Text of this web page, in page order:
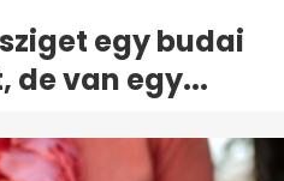
egy budai
de van egy...